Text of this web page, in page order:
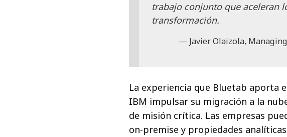
trabajo conjunto que aceleran
transformación.
Javier Olaizola,
La experiencia que Bluetab aporta
IBM impulsar su migración a la
de misión crítica. Las empresas
on-premise y propiedades